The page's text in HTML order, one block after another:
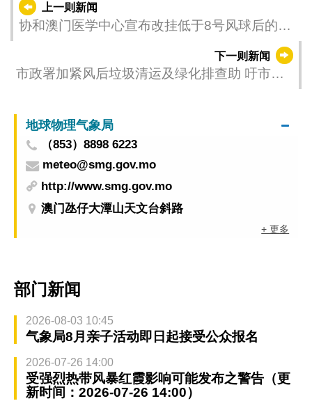
上一则新闻
协和澳门医学中心宣布改挂低于8号风球后的服
下一则新闻
市政署加紧风后垃圾清运及绿化排查助 吁市民
地球物理气象局
（853）8898 6223
meteo@smg.gov.mo
http://www.smg.gov.mo
澳门氹仔大潭山天文台斜路
+ 更多
部门新闻
2026-08-03 10:45
气象局8月亲子活动即日起接受公众报名
2026-07-26 14:00
受强烈热带风暴红霞影响可能发布之警告（更
新时间：2026-07-26 14:00）